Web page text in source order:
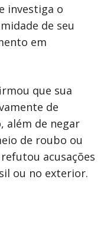
investiga o
de seu
em
que sua
de
além de negar
de roubo ou
acusações
ou no exterior.